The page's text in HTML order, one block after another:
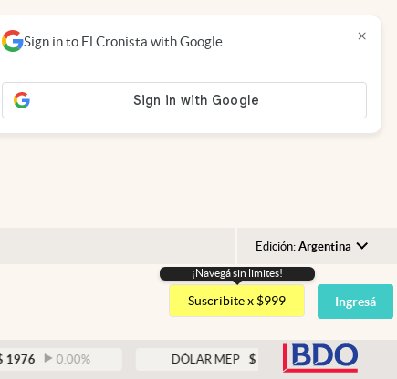
Edición: Argentina
Argentina
España
USA
¡Navegá sin limites!
Suscribite x $999 Ingresá
0.00% DÓLAR MEP $ 1526,03 0.43%
Sign in to El Cronista with Google ×